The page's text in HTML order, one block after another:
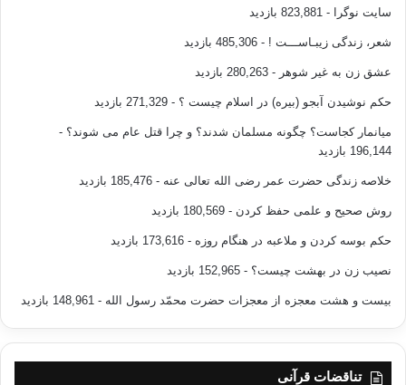
سایت نوگرا - 823,881 بازدید
شعر، زندگی زیبـاســـت ! - 485,306 بازدید
عشق زن به غیر شوهر - 280,263 بازدید
حکم نوشیدن آبجو (بیره) در اسلام چیست ؟ - 271,329 بازدید
میانمار کجاست؟ چگونه مسلمان شدند؟ و چرا قتل عام می شوند؟ -
196,144 بازدید
خلاصه زندگی حضرت عمر رضی الله تعالی عنه - 185,476 بازدید
روش صحیح و علمی حفظ کردن - 180,569 بازدید
حکم بوسه کردن و ملاعبه در هنگام روزه - 173,616 بازدید
نصیب زن در بهشت چیست؟ - 152,965 بازدید
بیست و هشت معجزه از معجزات حضرت محمّد رسول الله - 148,961 بازدید
تناقضات قرآنی